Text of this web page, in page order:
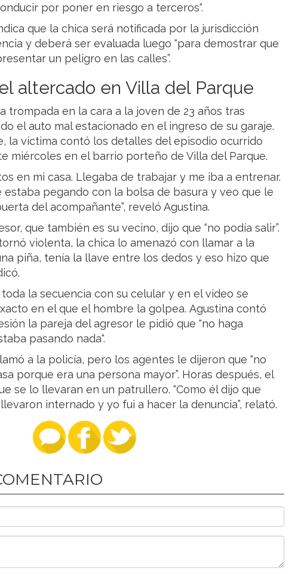
por poner en riesgo a terceros“.
que la chica será notificada por la jurisdicción
y deberá ser evaluada luego “para demostrar que
un peligro en las calles”.
altercado en Villa del Parque
trompada en la cara a la joven de 23 años tras
el auto mal estacionado en el ingreso de su garaje.
la víctima contó los detalles del episodio ocurrido
miércoles en el barrio porteño de Villa del Parque.
en mi casa. Llegaba de trabajar y me iba a entrenar.
estaba pegando con la bolsa de basura y veo que le
del acompañante”, reveló Agustina.
que también es su vecino, dijo que “no podía salir”.
violenta, la chica lo amenazó con llamar a la
piña, tenía la llave entre los dedos y eso hizo que
la secuencia con su celular y en el video se
en el que el hombre la golpea. Agustina contó
la pareja del agresor le pidió que "no haga
pasando nada“.
a la policía, pero los agentes le dijeron que “no
porque era una persona mayor”. Horas después, el
se lo llevaran en un patrullero. “Como él dijo que
internado y yo fui a hacer la denuncia”, relató.